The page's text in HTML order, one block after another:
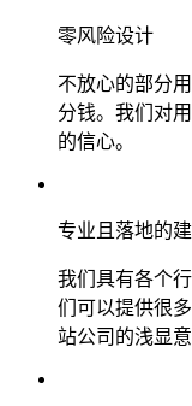
零风险设计
不放心的部分
分钱。我们对
的信心。
专业且落地的
我们具有各个
们可以提供很
站公司的浅显意